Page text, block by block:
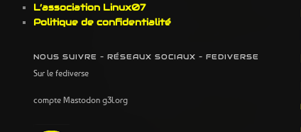
L’association Linux07
Politique de confidentialité
NOUS SUIVRE – RÉSEAUX SOCIAUX – FEDIVERSE
Sur le fediverse
compte Mastodon g3l.org